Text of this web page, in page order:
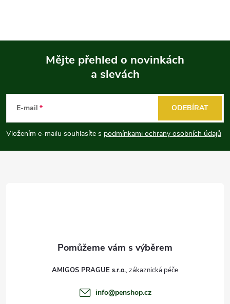
p
a
Mějte přehled o novinkách
a slevách
E-mail
Vložením e-mailu souhlasíte s podmínkami ochrany osobních údajů
ODEBÍRAT
AMIGOS PRAGUE s.r.o.
info@penshop.cz